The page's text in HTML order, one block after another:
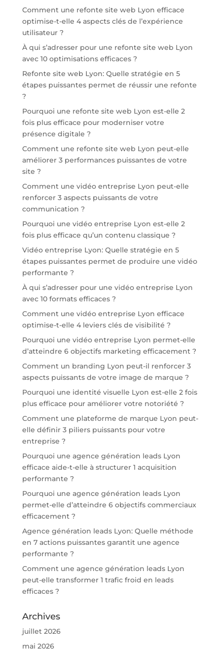
Comment une refonte site web Lyon efficace
optimise-t-elle 4 aspects clés de l’expérience
utilisateur ?
À qui s’adresser pour une refonte site web Lyon
avec 10 optimisations efficaces ?
Refonte site web Lyon: Quelle stratégie en 5
étapes puissantes permet de réussir une refonte
?
Pourquoi une refonte site web Lyon est-elle 2
fois plus efficace pour moderniser votre
présence digitale ?
Comment une refonte site web Lyon peut-elle
améliorer 3 performances puissantes de votre
site ?
Comment une vidéo entreprise Lyon peut-elle
renforcer 3 aspects puissants de votre
communication ?
Pourquoi une vidéo entreprise Lyon est-elle 2
fois plus efficace qu’un contenu classique ?
Vidéo entreprise Lyon: Quelle stratégie en 5
étapes puissantes permet de produire une vidéo
performante ?
À qui s’adresser pour une vidéo entreprise Lyon
avec 10 formats efficaces ?
Comment une vidéo entreprise Lyon efficace
optimise-t-elle 4 leviers clés de visibilité ?
Pourquoi une vidéo entreprise Lyon permet-elle
d’atteindre 6 objectifs marketing efficacement ?
Comment un branding Lyon peut-il renforcer 3
aspects puissants de votre image de marque ?
Pourquoi une identité visuelle Lyon est-elle 2 fois
plus efficace pour améliorer votre notoriété ?
Comment une plateforme de marque Lyon peut-
elle définir 3 piliers puissants pour votre
entreprise ?
Pourquoi une agence génération leads Lyon
efficace aide-t-elle à structurer 1 acquisition
performante ?
Pourquoi une agence génération leads Lyon
permet-elle d’atteindre 6 objectifs commerciaux
efficacement ?
Agence génération leads Lyon: Quelle méthode
en 7 actions puissantes garantit une agence
performante ?
Comment une agence génération leads Lyon
peut-elle transformer 1 trafic froid en leads
efficaces ?
Archives
juillet 2026
mai 2026